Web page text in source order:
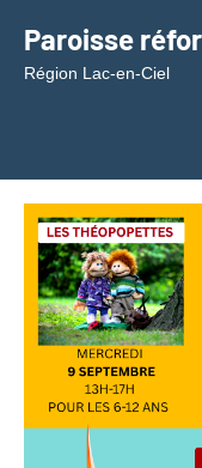
contenu
Paroisse
Région Lac-en-Ciel